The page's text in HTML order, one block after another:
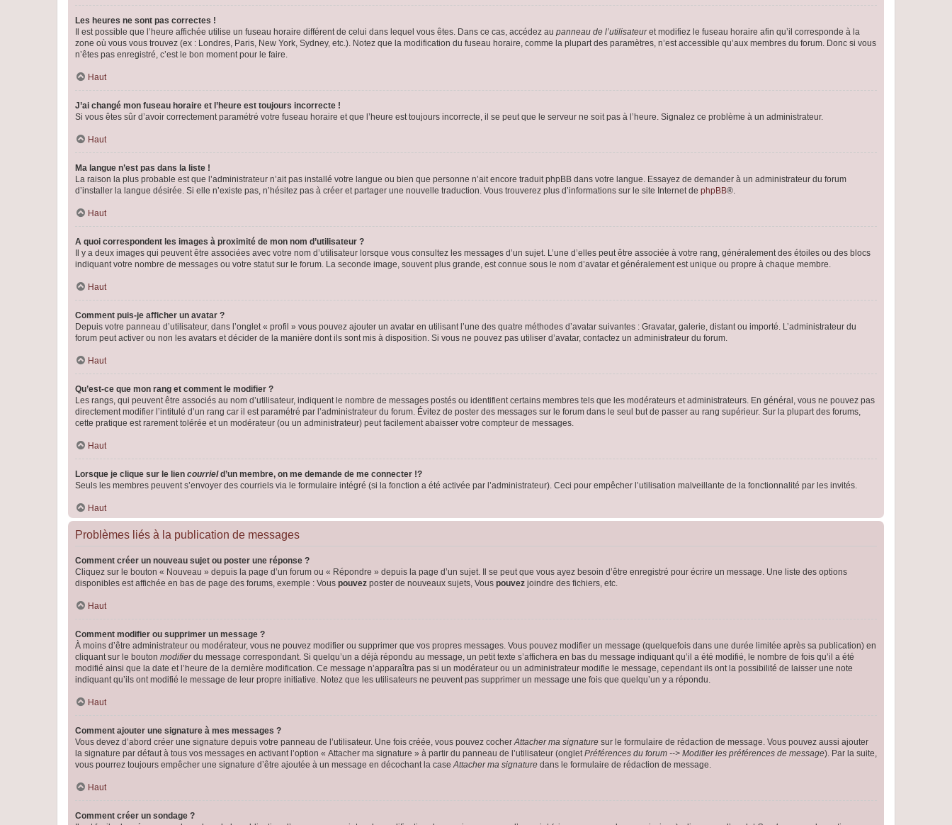
Les heures ne sont pas correctes !
Il est possible que l’heure affichée utilise un fuseau horaire différent de celui dans lequel vous êtes. Dans ce cas, accédez au panneau de l’utilisateuret modifiez le fuseau horaire afin qu’il corresponde à la
zone où vous vous trouvez (ex : Londres, Paris, New York, Sydney, etc.). Notez que la modification du fuseau horaire, comme la plupart des paramètres, n’est accessible qu’aux membres du forum. Donc si vous
n’êtes pas enregistré, c’est le bon moment pour le faire.
Haut
J’ai changé mon fuseau horaire et l’heure est toujours incorrecte !
Si vous êtes sûr d’avoir correctement paramétré votre fuseau horaire et que l’heure est toujours incorrecte, il se peut que le serveur ne soit pas à l’heure. Signalez ce problème à un administrateur.
Haut
Ma langue n’est pas dans la liste !
La raison la plus probable est que l’administrateur n’ait pas installé votre langue ou bien que personne n’ait encore traduit phpBB dans votre langue. Essayez de demander à un administrateur du forum
d’installer la langue désirée. Si elle n’existe pas, n’hésitez pas à créer et partager une nouvelle traduction. Vous trouverez plus d’informations sur le site Internet de phpBB®.
Haut
A quoi correspondent les images à proximité de mon nom d’utilisateur ?
Il y a deux images qui peuvent être associées avec votre nom d’utilisateur lorsque vous consultez les messages d’un sujet. L’une d’elles peut être associée à votre rang, généralement des étoiles ou des blocs
indiquant votre nombre de messages ou votre statut sur le forum. La seconde image, souvent plus grande, est connue sous le nom d’avatar et généralement est unique ou propre à chaque membre.
Haut
Comment puis-je afficher un avatar ?
Depuis votre panneau d’utilisateur, dans l’onglet « profil » vous pouvez ajouter un avatar en utilisant l’une des quatre méthodes d’avatar suivantes : Gravatar, galerie, distant ou importé. L’administrateur du
forum peut activer ou non les avatars et décider de la manière dont ils sont mis à disposition. Si vous ne pouvez pas utiliser d’avatar, contactez un administrateur du forum.
Haut
Qu’est-ce que mon rang et comment le modifier ?
Les rangs, qui peuvent être associés au nom d’utilisateur, indiquent le nombre de messages postés ou identifient certains membres tels que les modérateurs et administrateurs. En général, vous ne pouvez pas
directement modifier l’intitulé d’un rang car il est paramétré par l’administrateur du forum. Évitez de poster des messages sur le forum dans le seul but de passer au rang supérieur. Sur la plupart des forums,
cette pratique est rarement tolérée et un modérateur (ou un administrateur) peut facilement abaisser votre compteur de messages.
Haut
Lorsque je clique sur le lien courrield’un membre, on me demande de me connecter !?
Seuls les membres peuvent s’envoyer des courriels via le formulaire intégré (si la fonction a été activée par l’administrateur). Ceci pour empêcher l’utilisation malveillante de la fonctionnalité par les invités.
Haut
Problèmes liés à la publication de messages
Comment créer un nouveau sujet ou poster une réponse ?
Cliquez sur le bouton « Nouveau » depuis la page d’un forum ou « Répondre » depuis la page d’un sujet. Il se peut que vous ayez besoin d’être enregistré pour écrire un message. Une liste des options
disponibles est affichée en bas de page des forums, exemple : Vous pouvez poster de nouveaux sujets, Vous pouvez joindre des fichiers, etc.
Haut
Comment modifier ou supprimer un message ?
À moins d’être administrateur ou modérateur, vous ne pouvez modifier ou supprimer que vos propres messages. Vous pouvez modifier un message (quelquefois dans une durée limitée après sa publication) en
cliquant sur le bouton modifierdu message correspondant. Si quelqu’un a déjà répondu au message, un petit texte s’affichera en bas du message indiquant qu’il a été modifié, le nombre de fois qu’il a été
modifié ainsi que la date et l’heure de la dernière modification. Ce message n’apparaîtra pas si un modérateur ou un administrateur modifie le message, cependant ils ont la possibilité de laisser une note
indiquant qu’ils ont modifié le message de leur propre initiative. Notez que les utilisateurs ne peuvent pas supprimer un message une fois que quelqu’un y a répondu.
Haut
Comment ajouter une signature à mes messages ?
Vous devez d’abord créer une signature depuis votre panneau de l’utilisateur. Une fois créée, vous pouvez cocherAttacher ma signature sur le formulaire de rédaction de message. Vous pouvez aussi ajouter
la signature par défaut à tous vos messages en activant l’option « Attacher ma signature » à partir du panneau de l’utilisateur (ongletPréférences du forum --> Modifier les préférences de message). Par la suite,
vous pourrez toujours empêcher une signature d’être ajoutée à un message en décochant la caseAttacher ma signature dans le formulaire de rédaction de message.
Haut
Comment créer un sondage ?